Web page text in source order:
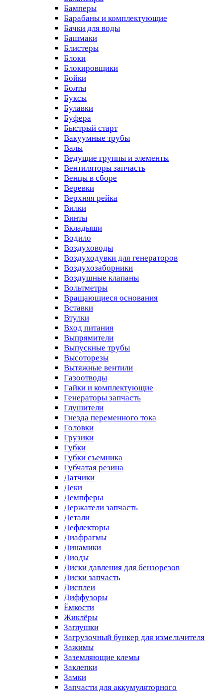
Бамперы
Барабаны и комплектующие
Бачки для воды
Башмаки
Блистеры
Блоки
Блокировщики
Бойки
Болты
Буксы
Булавки
Буфера
Быстрый старт
Вакуумные трубы
Валы
Ведущие группы и элементы
Вентиляторы запчасть
Венцы в сборе
Веревки
Верхняя рейка
Вилки
Винты
Вкладыши
Водило
Воздуховоды
Воздуходувки для генераторов
Воздухозаборники
Воздушные клапаны
Вольтметры
Вращающиеся основания
Вставки
Втулки
Вход питания
Выпрямители
Выпускные трубы
Высоторезы
Вытяжные вентили
Газоотводы
Гайки и комплектующие
Генераторы запчасть
Глушители
Гнезда переменного тока
Головки
Грузики
Губки
Губки съемника
Губчатая резина
Датчики
Деки
Демпферы
Держатели запчасть
Детали
Дефлекторы
Диафрагмы
Динамики
Диоды
Диски давления для бензорезов
Диски запчасть
Дисплеи
Диффузоры
Ёмкости
Жиклёры
Заглушки
Загрузочный бункер для измельчителя
Зажимы
Заземляющие клемы
Заклепки
Замки
Запчасти для аккумуляторного